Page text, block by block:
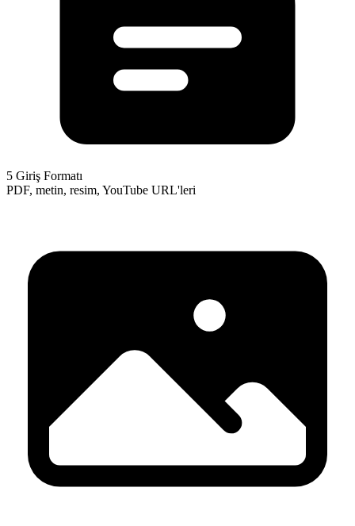
5 Giriş Formatı
PDF, metin, resim, YouTube URL'leri